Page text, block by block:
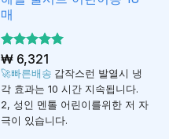
매
5 중에서
5로 평가
됨
₩6,321
🚀빠른배송 갑작스런 발열시 냉
각 효과는 10 시간 지속됩니다.
2, 성인 멘톨 어린이를위한 저 자
극이 있습니다.